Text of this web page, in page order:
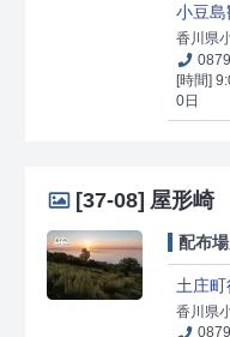
小豆島
香川県
[時間]
0日
[37-08] 屋形崎
配布
土庄
香川県